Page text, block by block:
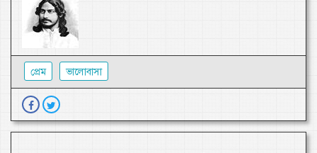
প্রেম ভালোবাসা